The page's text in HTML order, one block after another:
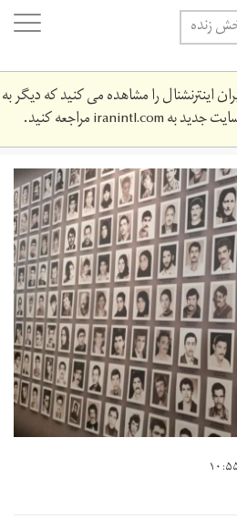
زنده
را مشاهده می کنید که دیگر به
جدید بهiranintl.comمراجعه کنید.